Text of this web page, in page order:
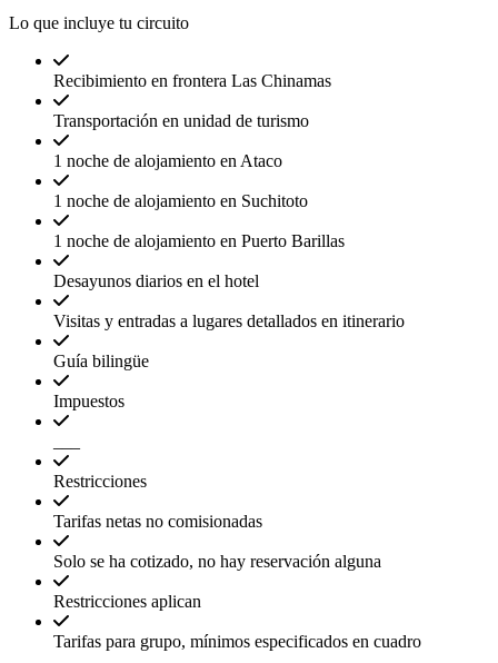
Lo que incluye tu circuito
Recibimiento en frontera Las Chinamas
Transportación en unidad de turismo
1 noche de alojamiento en Ataco
1 noche de alojamiento en Suchitoto
1 noche de alojamiento en Puerto Barillas
Desayunos diarios en el hotel
Visitas y entradas a lugares detallados en itinerario
Guía bilingüe
Impuestos
Restricciones
Tarifas netas no comisionadas
Solo se ha cotizado, no hay reservación alguna
Restricciones aplican
Tarifas para grupo, mínimos especificados en cuadro